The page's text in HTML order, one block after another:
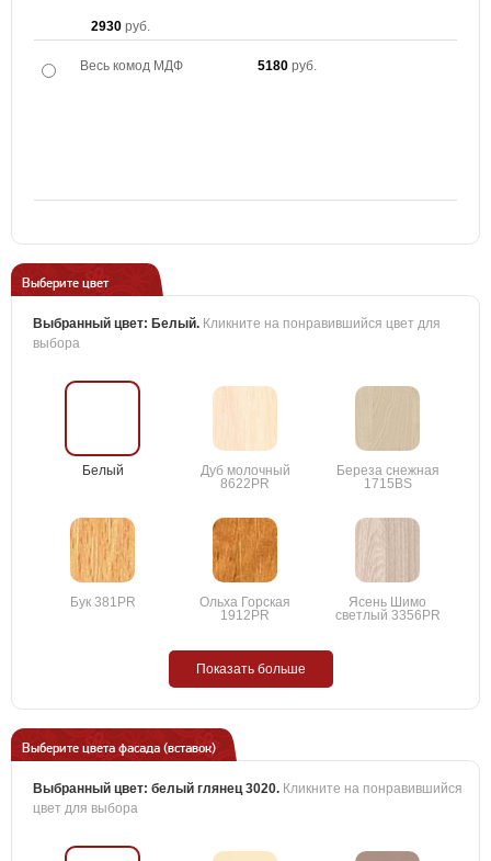
2930 руб.
Весь комод МДФ 5180 руб.
Выберите цвет
Выбранный цвет: Белый. Кликните на понравившийся цвет для
выбора
Белый
Дуб молочный
8622PR
Береза снежная
1715BS
Бук 381PR
Ольха Горская
1912PR
Ясень Шимо
светлый 3356PR
Показать больше
Выберите цвета фасада (вставок)
Выбранный цвет: белый глянец 3020. Кликните на понравившийся
цвет для выбора